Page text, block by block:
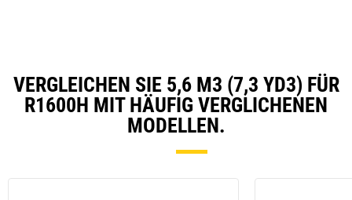
VERGLEICHEN SIE 5,6 M3 (7,3 YD3) FÜR
R1600H MIT HÄUFIG VERGLICHENEN
MODELLEN.